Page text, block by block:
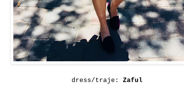
dress/traje: Zaful